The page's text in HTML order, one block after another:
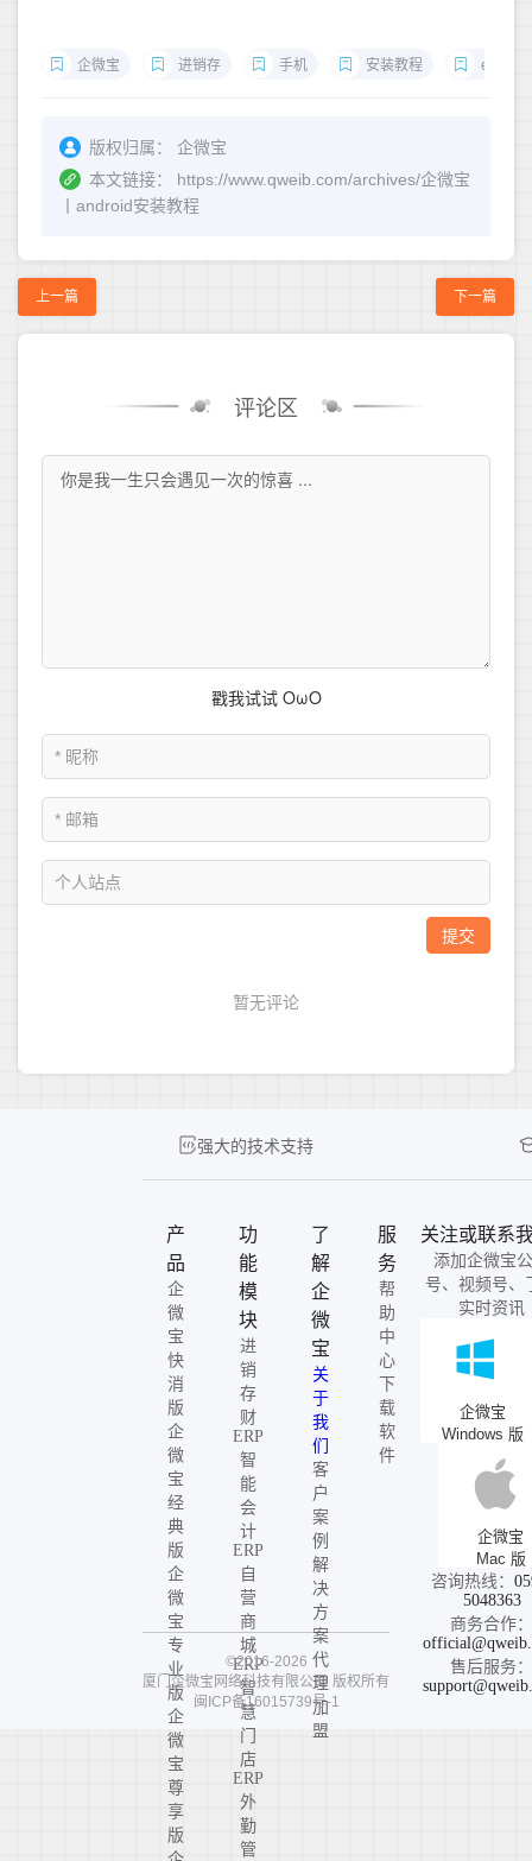
企微宝 进销存 手机 安装教程 erp
版权归属：
企微宝
本文链接：
https://www.qweib.com/archives/企微宝
丨android安装教程
上一篇 下一篇
评论区
强大的技术支持
产
品
企
微
宝
快
消
版
企
微
宝
经
典
版
企
微
宝
专
业
版
企
微
宝
尊
享
版
功
能
模
块
进
销
存
财
ERP
智
能
会
计
ERP
自
营
商
城
ERP
智
慧
门
店
ERP
外
勤
管
了
解
企
微
宝
关
于
我
们
客
户
案
例
解
决
方
案
代
理
加
盟
服
务
帮
助
中
心
下
载
软
件
关注或联系
添加企微宝
号、视频号、
实时资讯
企微宝
Windows 版
企微宝
Mac 版
咨询热线：
5048363
商务合作：
售后服务：
©2016-2026
厦门企微宝网络科技有限公司 版权所有
闽ICP备16015739号-1